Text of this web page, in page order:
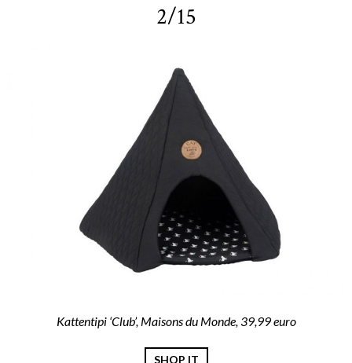
2/15
Kattentipi ‘Club’, Maisons du Monde, 39,99 euro
SHOP IT